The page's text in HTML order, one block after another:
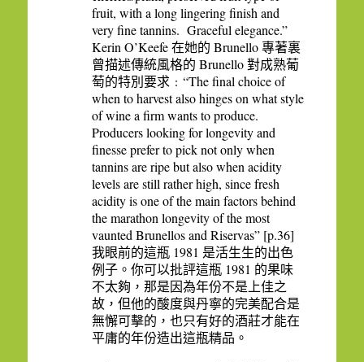
fruit, with a long lingering finish and
very fine tannins. Graceful elegance.”
Kerin O’Keefe 在她的 Brunello 專著裏
曾描述傳統風格的 Brunello 對成熟葡
萄的特別要求﹕ “The final choice of
when to harvest also hinges on what style
of wine a firm wants to produce.
Producers looking for longevity and
finesse prefer to pick not only when
tannins are ripe but also when acidity
levels are still rather high, since fresh
acidity is one of the main factors behind
the marathon longevity of the most
vaunted Brunellos and Riservas” [p.36]
我眼前的這瓶1981 是活生生的出色
例子。 你可以批評這瓶1981 的果味
不太夠，那是因為年份不是上佳之
故，但他的酸度與丹寧的完美配合是
無懈可擊的，也只有好的酒莊才能在
平庸的年份造出這瓶精品。